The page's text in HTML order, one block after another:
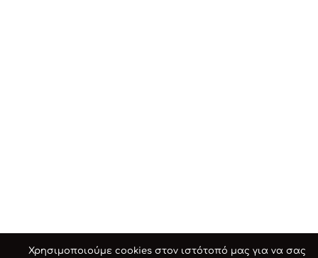
Χρησιμοποιούμε cookies στον ιστότοπό μας για να σας